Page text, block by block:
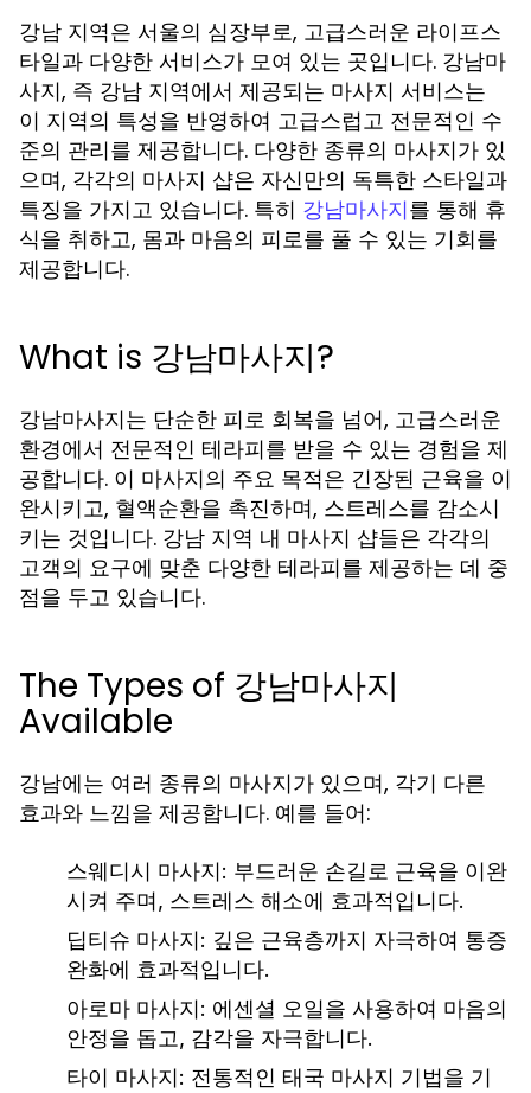
강남 지역은 서울의 심장부로, 고급스러운 라이프스
타일과 다양한 서비스가 모여 있는 곳입니다. 강남마
사지, 즉 강남 지역에서 제공되는 마사지 서비스는
이 지역의 특성을 반영하여 고급스럽고 전문적인 수
준의 관리를 제공합니다. 다양한 종류의 마사지가 있
으며, 각각의 마사지 샵은 자신만의 독특한 스타일과
특징을 가지고 있습니다. 특히 강남마사지를 통해 휴
식을 취하고, 몸과 마음의 피로를 풀 수 있는 기회를
제공합니다.
What is 강남마사지?
강남마사지는 단순한 피로 회복을 넘어, 고급스러운
환경에서 전문적인 테라피를 받을 수 있는 경험을 제
공합니다. 이 마사지의 주요 목적은 긴장된 근육을 이
완시키고, 혈액순환을 촉진하며, 스트레스를 감소시
키는 것입니다. 강남 지역 내 마사지 샵들은 각각의
고객의 요구에 맞춘 다양한 테라피를 제공하는 데 중
점을 두고 있습니다.
The Types of 강남마사지
Available
강남에는 여러 종류의 마사지가 있으며, 각기 다른
효과와 느낌을 제공합니다. 예를 들어:
스웨디시 마사지: 부드러운 손길로 근육을 이완
시켜 주며, 스트레스 해소에 효과적입니다.
딥티슈 마사지: 깊은 근육층까지 자극하여 통증
완화에 효과적입니다.
아로마 마사지: 에센셜 오일을 사용하여 마음의
안정을 돕고, 감각을 자극합니다.
타이 마사지: 전통적인 태국 마사지 기법을 기